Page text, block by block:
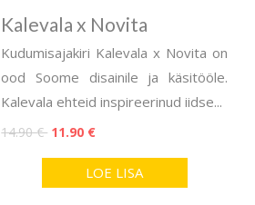
Kalevala x Novita
Kudumisajakiri Kalevala x Novita on
ood Soome disainile ja käsitööle.
Kalevala ehteid inspireerinud iidse...
14.90 € 11.90 €
LOE LISA